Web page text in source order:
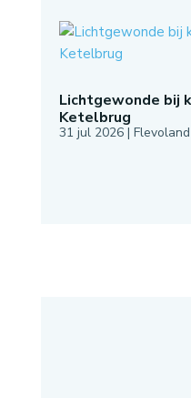
Lichtgewonde bij
Ketelbrug
31 jul 2026| Flevoland